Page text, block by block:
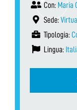
Con: Maria
Sede:
Tipologia:
Lingua: